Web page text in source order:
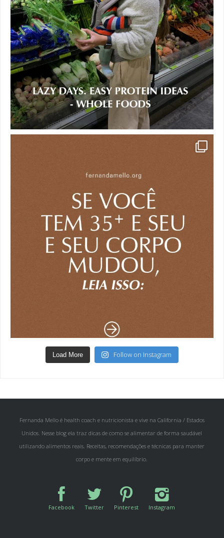
Load More Follow on Instagram
Unidos. Nesse blog ela traz dicas de como se alimentar de forma saudável
utilizando alimentos reais. Receitas, recomendações e técnicas para manter
corpo e mente em equilíbrio.
Facebook Twitter Pinterest Instagram